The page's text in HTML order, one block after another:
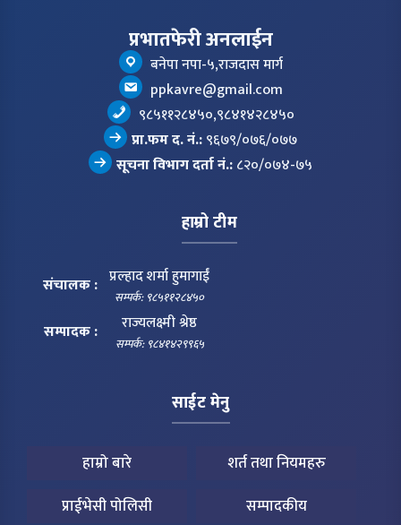
प्रभातफेरी अनलाईन
बनेपा नपा-५,राजदास मार्ग
ppkavre@gmail.com
९८५११२८४५०,९८४१४२८४५०
प्रा.फम द. नं.:९६७९/०७६/०७७
सूचना विभाग दर्ता नं.:८२०/०७४-७५
हाम्रो टीम
संचालक : प्रल्हाद शर्मा हुमागाईं
सम्पर्क: ९८५११२८४५०
सम्पादक : राज्यलक्ष्मी श्रेष्ठ
सम्पर्क: ९८४१४२९९६५
साईट मेनु
हाम्रो बारे
शर्त तथा नियमहरु
प्राईभेसी पोलिसी
सम्पादकीय